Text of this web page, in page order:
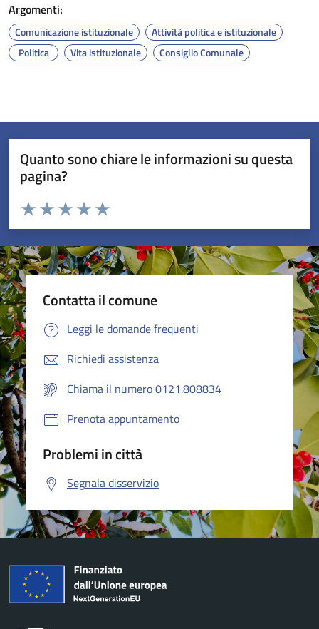
Argomenti:
Comunicazione istituzionale
Attività politica e istituzionale
Politica
Vita istituzionale Consiglio Comunale
Quanto sono chiare le informazioni su questa
pagina?
Valuta da 1 a 5 stelle la pagina
Valuta 5 stelle su 5
Valuta 4 stelle su 5
Valuta 3 stelle su 5
Valuta 2 stelle su 5
Valuta 1 stelle su 5
Contatta il comune
Leggi le domande frequenti
Richiedi assistenza
Chiama il numero 0121.808834
Prenota appuntamento
Problemi in città
Segnala disservizio